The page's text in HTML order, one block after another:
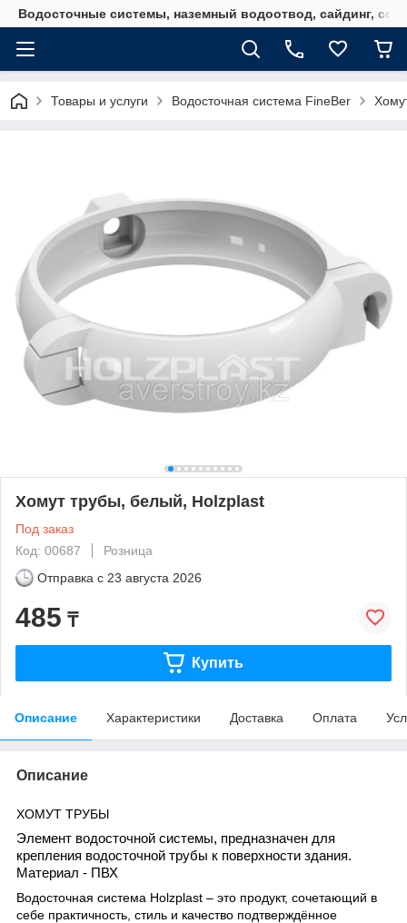
Водосточные системы, наземный водоотвод, сайдинг,
Товары и услуги Водосточная система FineBer
Хомут трубы, белый, Holzplast
Под заказ
Код: 00687
Розница
Отправка с 23 августа 2026
485 ₸
Купить
Описание Характеристики Доставка Оплата
Описание
ХОМУТ ТРУБЫ
Элемент водосточной системы, предназначен для
крепления водосточной трубы к поверхности здания.
Материал - ПВХ
Водосточная система Holzplast – это продукт, сочетающий в
себе практичность, стиль и качество подтверждённое